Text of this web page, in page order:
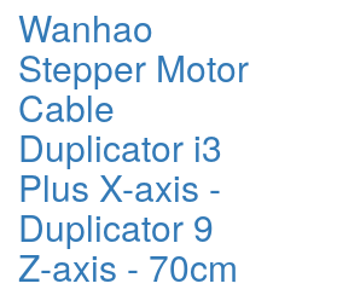
Wanhao
Stepper Motor
Cable
Duplicator i3
Plus X-axis -
Duplicator 9
Z-axis - 70cm